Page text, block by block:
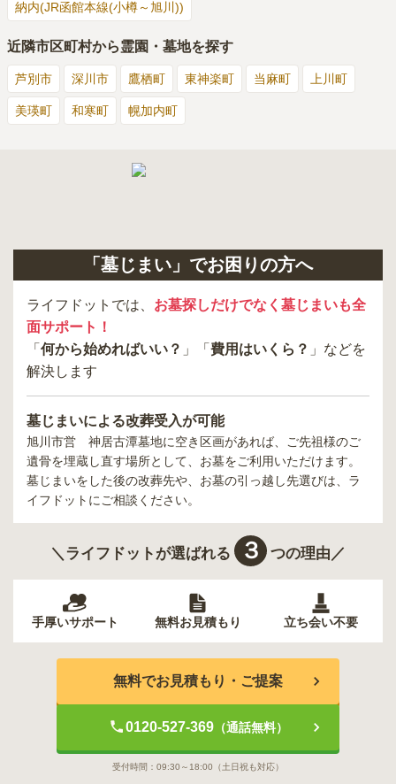
納内(JR函館本線(小樽～旭川))
近隣市区町村から霊園・墓地を探す
芦別市 深川市 鷹栖町 東神楽町 当麻町 上川町
美瑛町 和寒町 幌加内町
「墓じまい」でお困りの方へ
ライフドットでは、 お墓探しだけでなく墓じまいも全
面サポート！
「 何から始めればいい？ 」「 費用はいくら？ 」などを
解決します
墓じまいによる改葬受入が可能
旭川市営 神居古潭墓地に空き区画があれば、ご先祖様のご
遺骨を埋蔵し直す場所として、お墓をご利用いただけます。
墓じまいをした後の改葬先や、お墓の引っ越し先選びは、ラ
イフドットにご相談ください。
＼ライフドットが選ばれる ３ つの理由／
手厚いサポート 無料お見積もり 立ち会い不要
無料でお見積もり・ご提案
0120-527-369（通話無料）
受付時間： 09:30～18:00 （土日祝も対応）